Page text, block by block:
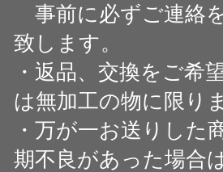
事前に必ずご連絡
致します。
・返品、交換をご希
は無加工の物に限り
・万が一お送りした
期不良があった場合